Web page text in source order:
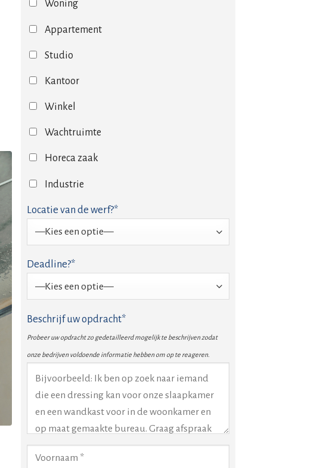
Woning
Appartement
Studio
Kantoor
Winkel
Wachtruimte
Horeca zaak
Industrie
Locatie van de werf?*
Deadline?*
Beschrijf uw opdracht*
Probeer uw opdracht zo gedetailleerd mogelijk te beschrijven zodat
onze bedrijven voldoende informatie hebben om op te reageren.